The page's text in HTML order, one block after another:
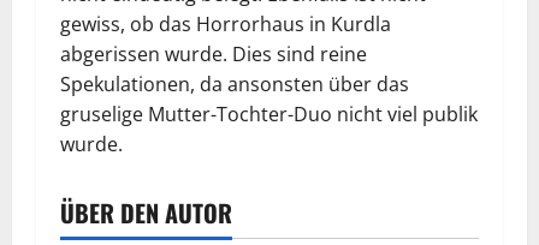
gewiss, ob das Horrorhaus in Kurdla
abgerissen wurde. Dies sind reine
Spekulationen, da ansonsten über das
gruselige Mutter-Tochter-Duo nicht viel publik
wurde.
ÜBER DEN AUTOR